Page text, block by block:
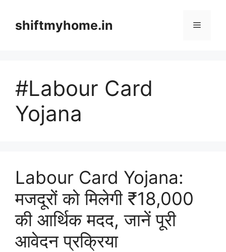
contentshiftmyhome.in Menu
#Labour Card
Yojana
Labour Card Yojana:
मजदूरों को मिलेगी ₹18,000
की आर्थिक मदद, जानें पूरी
आवेदन प्रक्रिया